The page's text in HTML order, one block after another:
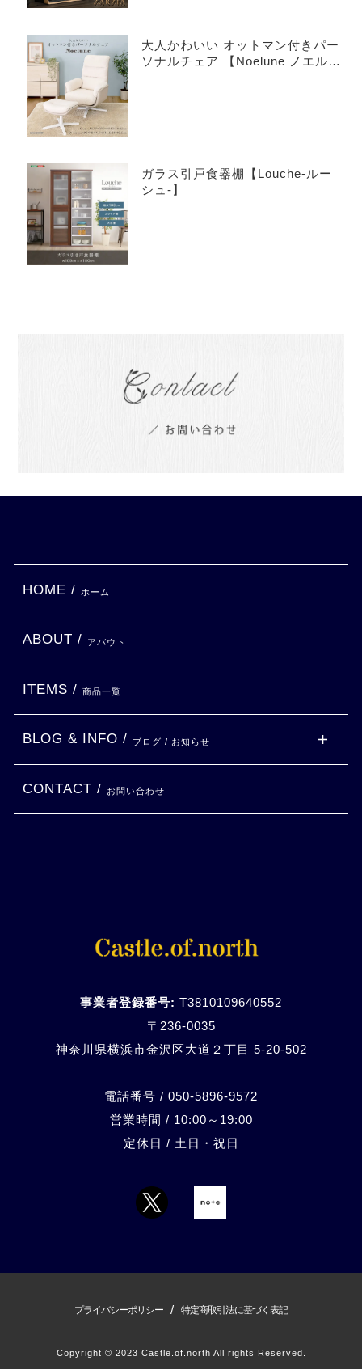
大人かわいい オットマン付きパー
ソナルチェア 【Noelune ノエル
ガラス引戸食器棚【Louche-ルー
シュ-】
事業者登録番号: T3810109640552
〒236-0035
神奈川県横浜市金沢区大道２丁目 5-20-502
電話番号 / 050-5896-9572
営業時間 / 10:00～19:00
定休日 / 土日・祝日
HOME / ホーム
ABOUT / アバウト
ITEMS / 商品一覧
BLOG & INFO / ブログ / お知らせ
CONTACT / お問い合わせ
プライバシーポリシー / 特定商取引法に基づく表記
Copyright © 2023 Castle.of.north All rights Reserved.